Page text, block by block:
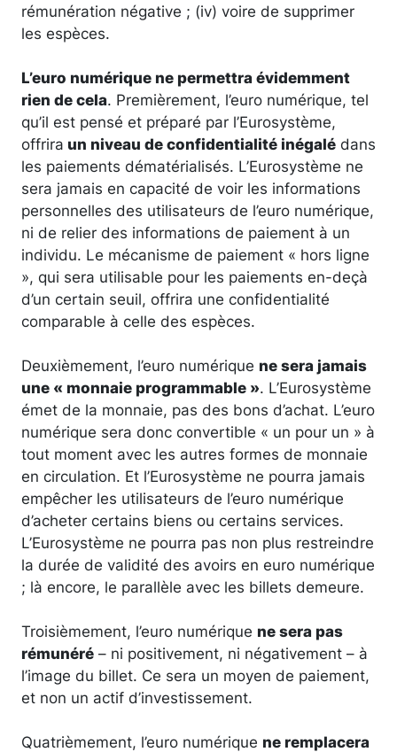
rémunération négative ; (iv) voire de supprimer
les espèces.
L’euro numérique ne permettra évidemment
rien de cela. Premièrement, l’euro numérique, tel
qu’il est pensé et préparé par l’Eurosystème,
offrira un niveau de confidentialité inégalé dans
les paiements dématérialisés. L’Eurosystème ne
sera jamais en capacité de voir les informations
personnelles des utilisateurs de l’euro numérique,
ni de relier des informations de paiement à un
individu. Le mécanisme de paiement « hors ligne
», qui sera utilisable pour les paiements en-deçà
d’un certain seuil, offrira une confidentialité
comparable à celle des espèces.
Deuxièmement, l’euro numérique ne sera jamais
une « monnaie programmable ». L’Eurosystème
émet de la monnaie, pas des bons d’achat. L’euro
numérique sera donc convertible « un pour un » à
tout moment avec les autres formes de monnaie
en circulation. Et l’Eurosystème ne pourra jamais
empêcher les utilisateurs de l’euro numérique
d’acheter certains biens ou certains services.
L’Eurosystème ne pourra pas non plus restreindre
la durée de validité des avoirs en euro numérique
; là encore, le parallèle avec les billets demeure.
Troisièmement, l’euro numérique ne sera pas
rémunéré – ni positivement, ni négativement – à
l’image du billet. Ce sera un moyen de paiement,
et non un actif d’investissement.
Quatrièmement, l’euro numérique ne remplacera